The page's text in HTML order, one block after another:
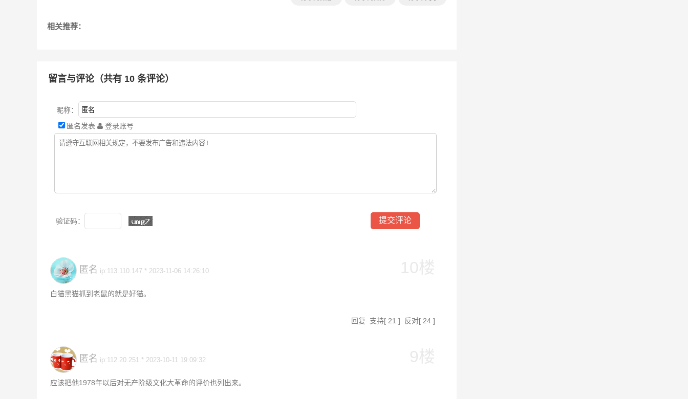
相关推荐：
留言与评论（共有 10 条评论）
昵称：
匿名发表
登录账号
验证码：
匿名 ip:113.110.147.* 2023-11-06 14:26:10
白猫黑猫抓到老鼠的就是好猫。
回复 支持[ 21 ] 反对[ 24 ]
匿名 ip:112.20.251.* 2023-10-11 19:09:32
应该把他1978年以后对无产阶级文化大革命的评价也列出来。